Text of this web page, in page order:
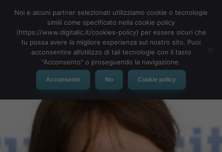
sul web ci sono donne che hanno deciso di avere un bambino in
tarda età. Questo fatto sembra stimolare la curiosità delle
persone: forse non siamo ancora abituati al fatto che le donne
partoriscono più tardi. Qui invece iprofili Instagram più seguiti
Indice dei contenuti
1) Lorena Bianchetti
5) Chiara Ferragni
Noi e alcuni partner selezionati utilizziamo cookie o tecnologie
simili come specificato nella cookie policy
(https://www.digitalic.it/cookies-policy) per essere sicuri che
tu possa avere la migliore esperienza sul nostro sito. Puoi
acconsentire all’utilizzo di tali tecnologie con il tasto
"Acconsento" o proseguendo la navigazione.
Acconsento No Cookie policy